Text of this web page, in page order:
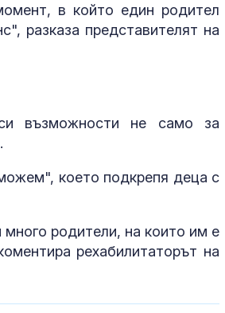
в който един родител
разказа представителят на
възможности не само за
което подкрепя деца с
родители, на които им е
рехабилитаторът на
Как се променят
костите с напредване